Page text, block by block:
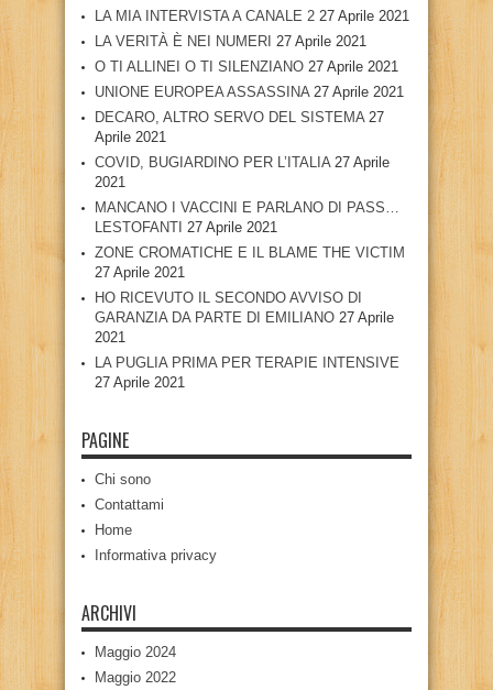
LA MIA INTERVISTA A CANALE 2 27 Aprile 2021
LA VERITÀ È NEI NUMERI 27 Aprile 2021
O TI ALLINEI O TI SILENZIANO 27 Aprile 2021
UNIONE EUROPEA ASSASSINA 27 Aprile 2021
DECARO, ALTRO SERVO DEL SISTEMA 27
Aprile 2021
COVID, BUGIARDINO PER L’ITALIA 27 Aprile
2021
MANCANO I VACCINI E PARLANO DI PASS…
LESTOFANTI 27 Aprile 2021
ZONE CROMATICHE E IL BLAME THE VICTIM
27 Aprile 2021
HO RICEVUTO IL SECONDO AVVISO DI
GARANZIA DA PARTE DI EMILIANO 27 Aprile
2021
LA PUGLIA PRIMA PER TERAPIE INTENSIVE
27 Aprile 2021
PAGINE
Chi sono
Contattami
Home
Informativa privacy
ARCHIVI
Maggio 2024
Maggio 2022